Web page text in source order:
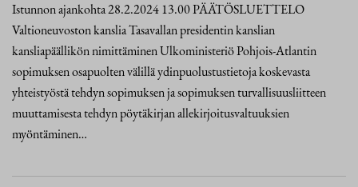
Istunnon ajankohta 28.2.2024 13.00 PÄÄTÖSLUETTELO
Valtioneuvoston kanslia Tasavallan presidentin kanslian
kansliapäällikön nimittäminen Ulkoministeriö Pohjois-Atlantin
sopimuksen osapuolten välillä ydinpuolustustietoja koskevasta
yhteistyöstä tehdyn sopimuksen ja sopimuksen turvallisuusliitteen
muuttamisesta tehdyn pöytäkirjan allekirjoitusvaltuuksien
myöntäminen…